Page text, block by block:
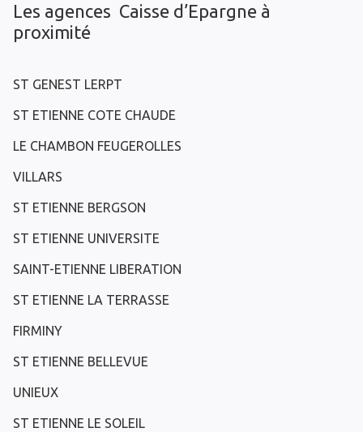
Les agences Caisse d’Epargne à
proximité
ST GENEST LERPT
ST ETIENNE COTE CHAUDE
LE CHAMBON FEUGEROLLES
VILLARS
ST ETIENNE BERGSON
ST ETIENNE UNIVERSITE
SAINT-ETIENNE LIBERATION
ST ETIENNE LA TERRASSE
FIRMINY
ST ETIENNE BELLEVUE
UNIEUX
ST ETIENNE LE SOLEIL